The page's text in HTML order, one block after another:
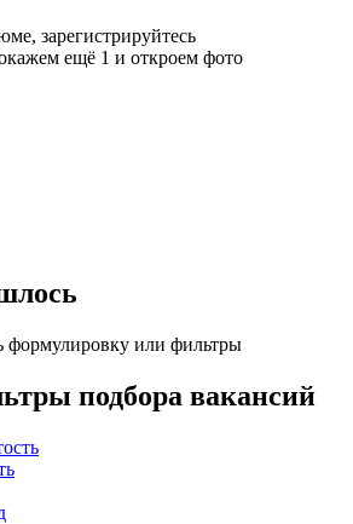
зарегистрируйтесь
ещё 1 и откроем фото
формулировку или фильтры
подбора вакансий